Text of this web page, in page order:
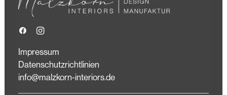
Impressum
Datenschutzrichtlinien
info@malzkorn-interiors.de